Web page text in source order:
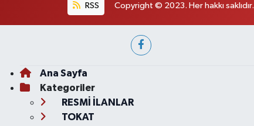
RSS Copyright © 2023. Her hakkı saklıdır.
Ana Sayfa
Kategoriler
RESMİ İLANLAR
TOKAT